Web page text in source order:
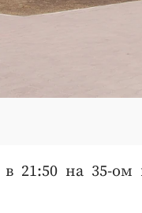
на 35-ом